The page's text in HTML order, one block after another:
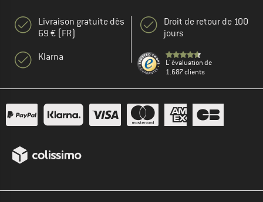
Livraison gratuite dès
69 € (FR)
Klarna
Droit de retour de 100
jours
L' évaluation de
1.687 clients